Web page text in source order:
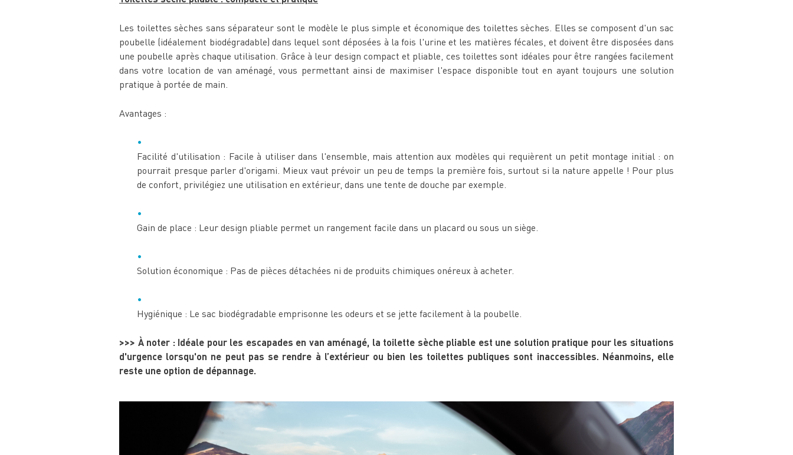
Les toilettes sèches sans séparateur sont le modèle le plus simple et économique des toilettes sèches. Elles se composent d'un sac
poubelle (idéalement biodégradable) dans lequel sont déposées à la fois l'urine et les matières fécales, et doivent être disposées dans
une poubelle après chaque utilisation. Grâce à leur design compact et pliable, ces toilettes sont idéales pour être rangées facilement
dans votre location de van aménagé, vous permettant ainsi de maximiser l'espace disponible tout en ayant toujours une solution
pratique à portée de main.
Avantages :
Facilité d'utilisation : Facile à utiliser dans l'ensemble, mais attention aux modèles qui requièrent un petit montage initial : on
pourrait presque parler d'origami. Mieux vaut prévoir un peu de temps la première fois, surtout si la nature appelle ! Pour plus
de confort, privilégiez une utilisation en extérieur, dans une tente de douche par exemple.
Gain de place : Leur design pliable permet un rangement facile dans un placard ou sous un siège.
Solution économique : Pas de pièces détachées ni de produits chimiques onéreux à acheter.
Hygiénique : Le sac biodégradable emprisonne les odeurs et se jette facilement à la poubelle.
>>> À noter : Idéale pour les escapades en van aménagé, la toilette sèche pliable est une solution pratique pour les situations
d'urgence lorsqu'on ne peut pas se rendre à l’extérieur ou bien les toilettes publiques sont inaccessibles. Néanmoins, elle
reste une option de dépannage.